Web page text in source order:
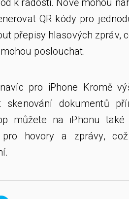
k radosti. Nově mohou
QR kódy pro
přepisy hlasových zpráv,
poslouchat.
pro iPhone Kromě
skenování dokumentů
můžete na iPhonu
pro hovory a zprávy,